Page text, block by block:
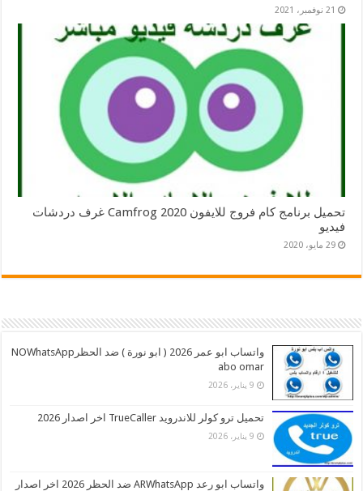
21 نوفمبر، 2021
تحميل برنامج كام فروج للايفون 2020 Camfrog غرف دردشات
فيديو
29 مايو، 2020
واتساب ابو عمر 2026 ( ابو نورة ) ضد الحظرNOWhatsApp
abo omar
9 يناير، 2026
تحميل ترو كولر للاندرويد TrueCaller اخر اصدار 2026
9 يناير، 2026
واتساب ابو رعد ARWhatsApp ضد الحظر 2026 اخر اصدار